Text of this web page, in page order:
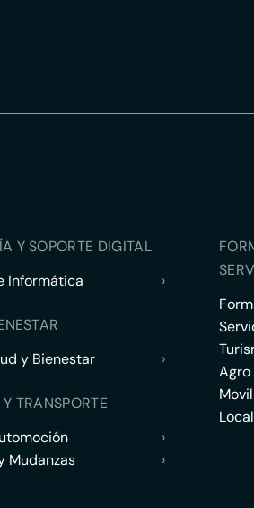
Y SOPORTE DIGITAL
Informática
›
y Bienestar
›
TRANSPORTE
›
Mudanzas
›
Local